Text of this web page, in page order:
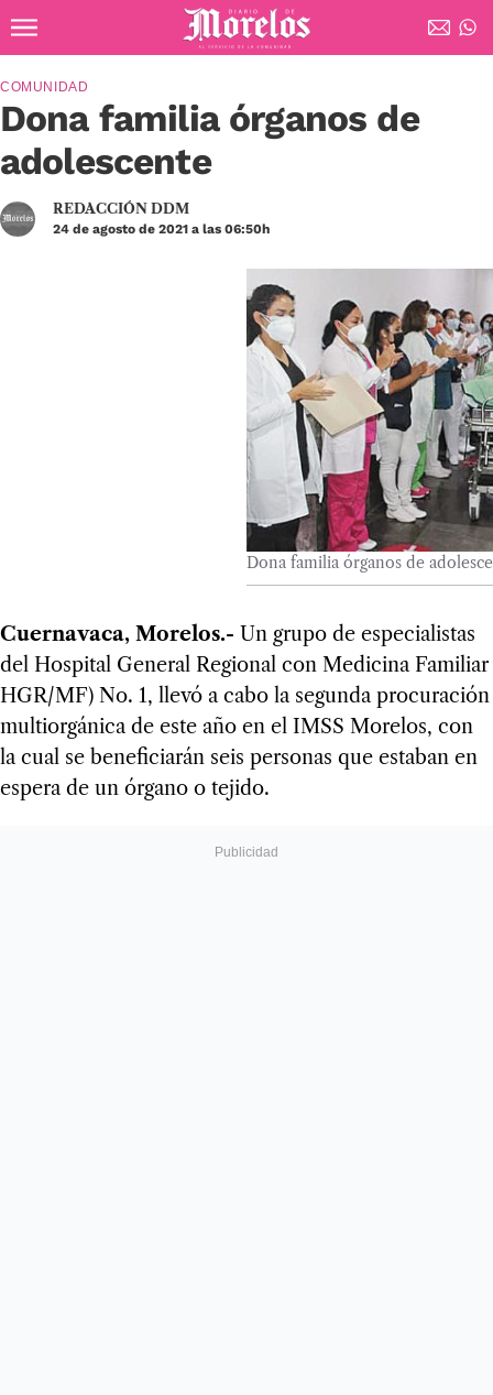
Diario de Morelos
Dona familia órganos de
adolescente
COMUNIDAD
REDACCIÓN DDM
24 de agosto de 2021 a las 06:50h
Dona familia órganos de
Cuernavaca, Morelos.- Un grupo de especialistas
del Hospital General Regional con Medicina Familiar
HGR/MF) No. 1, llevó a cabo la segunda procuración
multiorgánica de este año en el IMSS Morelos, con
la cual se beneficiarán seis personas que estaban en
espera de un órgano o tejido.